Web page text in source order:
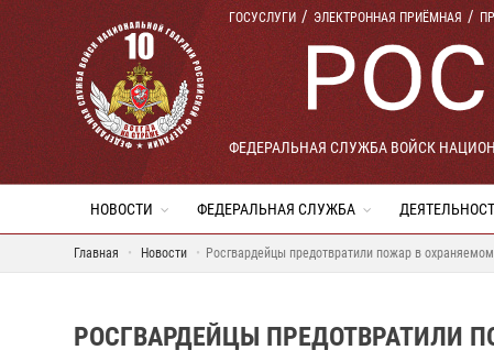
ГОСУСЛУГИ ЭЛЕКТРОННАЯ ПРИЁМНАЯ
ФЕДЕРАЛЬНАЯ СЛУЖБА ВОЙСК
НОВОСТИ ФЕДЕРАЛЬНАЯ СЛУЖБА
Главная Новости Росгвардейцы предотвратили пожар в
РОСГВАРДЕЙЦЫ ПРЕДОТВРАТИЛИ